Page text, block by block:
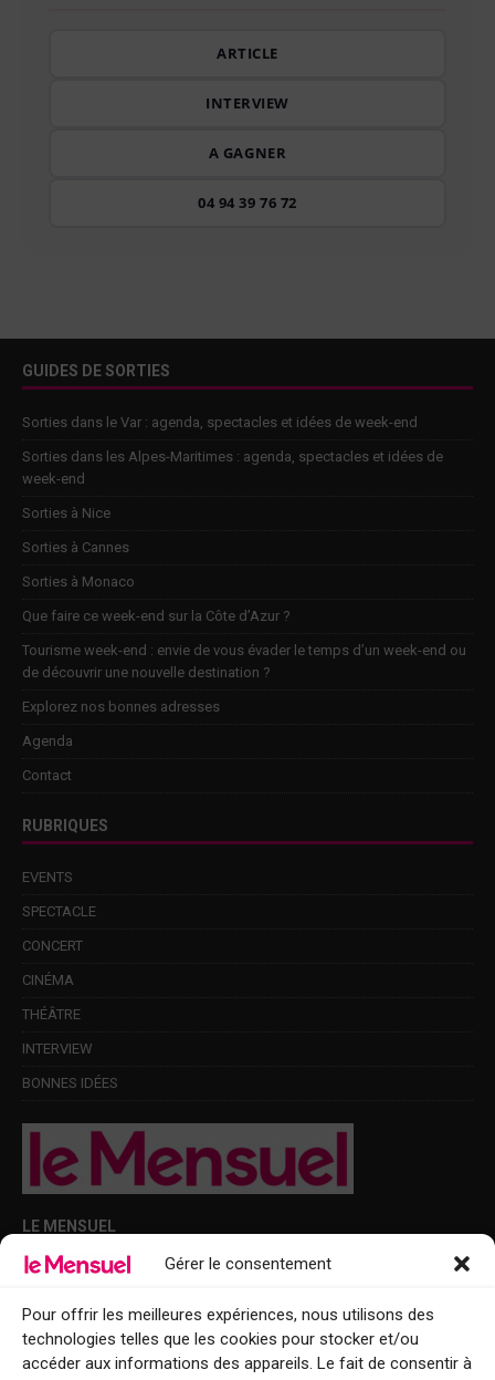
Gérer le consentement
Pour offrir les meilleures expériences, nous utilisons des
technologies telles que les cookies pour stocker et/ou
accéder aux informations des appareils. Le fait de consentir à
ARTICLE
INTERVIEW
A GAGNER
04 94 39 76 72
GUIDES DE SORTIES
Sorties dans le Var : agenda, spectacles et idées de week-end
Sorties dans les Alpes-Maritimes : agenda, spectacles et idées de
week-end
Sorties à Nice
Sorties à Cannes
Sorties à Monaco
Que faire ce week-end sur la Côte d’Azur ?
Tourisme week-end : envie de vous évader le temps d’un week-end ou
de découvrir une nouvelle destination ?
Explorez nos bonnes adresses
Agenda
Contact
RUBRIQUES
EVENTS
SPECTACLE
CONCERT
CINÉMA
THÉÂTRE
INTERVIEW
BONNES IDÉES
LE MENSUEL
Points de diffusion Var et Alpes-Maritimes : oû trouver Le Mensuel ?
Le Mensuel en PDF : consultez le magazine en ligne
Qui sommes-nous ?